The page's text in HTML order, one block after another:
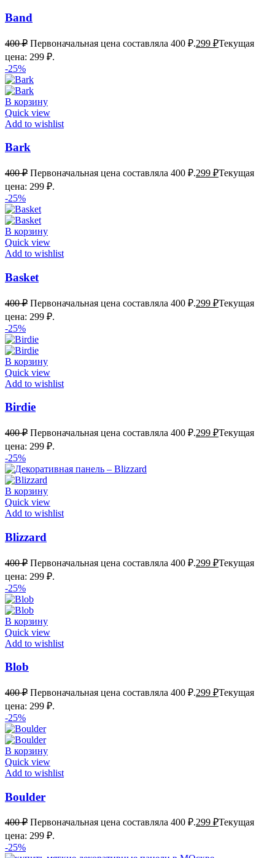
Band
400₽ Первоначальная цена составляла 400 ₽.299 ₽Текущая
цена: 299 ₽.
-25%
В корзину
Quick view
Add to wishlist
Bark
400₽ Первоначальная цена составляла 400 ₽.299 ₽Текущая
цена: 299 ₽.
-25%
В корзину
Quick view
Add to wishlist
Basket
400₽ Первоначальная цена составляла 400 ₽.299 ₽Текущая
цена: 299 ₽.
-25%
В корзину
Quick view
Add to wishlist
Birdie
400₽ Первоначальная цена составляла 400 ₽.299 ₽Текущая
цена: 299 ₽.
-25%
В корзину
Quick view
Add to wishlist
Blizzard
400₽ Первоначальная цена составляла 400 ₽.299 ₽Текущая
цена: 299 ₽.
-25%
В корзину
Quick view
Add to wishlist
Blob
400₽ Первоначальная цена составляла 400 ₽.299 ₽Текущая
цена: 299 ₽.
-25%
В корзину
Quick view
Add to wishlist
Boulder
400₽ Первоначальная цена составляла 400 ₽.299 ₽Текущая
цена: 299 ₽.
-25%